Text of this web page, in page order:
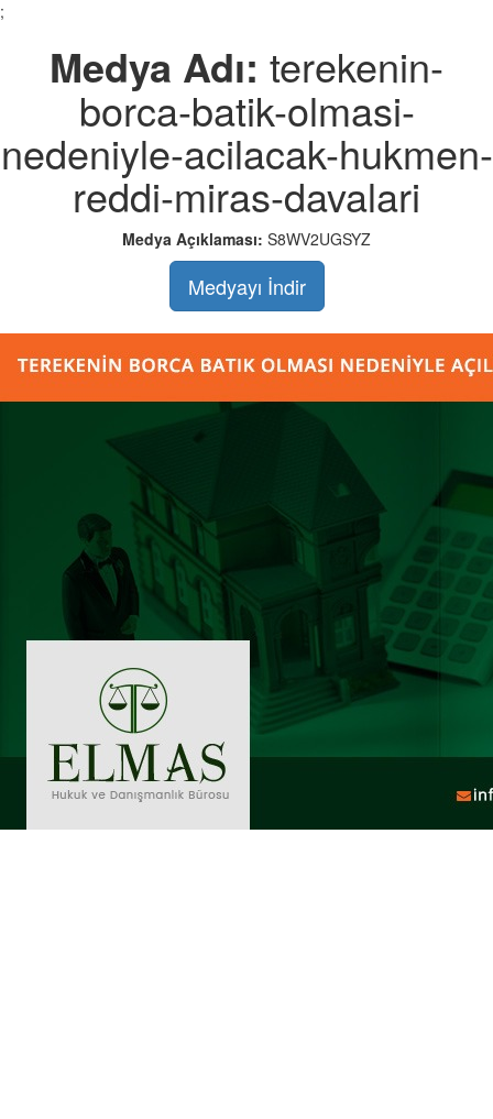
;
Medya Adı: terekenin-
borca-batik-olmasi-
nedeniyle-acilacak-hukmen-
reddi-miras-davalari
Medya Açıklaması: S8WV2UGSYZ
Medyayı İndir